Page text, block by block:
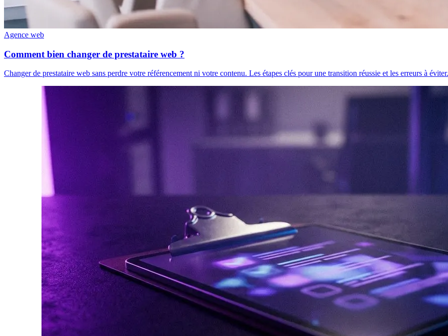
Agence web
Comment bien changer de prestataire web ?
Changer de prestataire web sans perdre votre référencement ni votre contenu. Les étapes clés pour une transition réussie et les erreurs à éviter.